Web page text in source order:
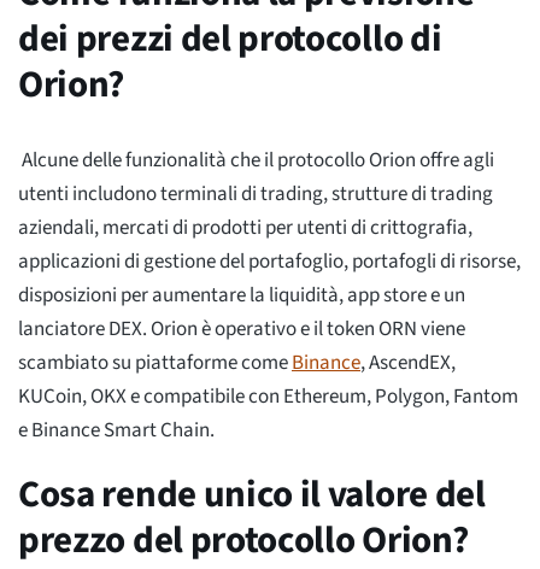
dei prezzi del protocollo di
Orion?
Alcune delle funzionalità che il protocollo Orion offre agli
utenti includono terminali di trading, strutture di trading
aziendali, mercati di prodotti per utenti di crittografia,
applicazioni di gestione del portafoglio, portafogli di risorse,
disposizioni per aumentare la liquidità, app store e un
lanciatore DEX. Orion è operativo e il token ORN viene
scambiato su piattaforme comeBinance, AscendEX,
KUCoin, OKX e compatibile con Ethereum, Polygon, Fantom
e Binance Smart Chain.
Cosa rende unico il valore del
prezzo del protocollo Orion?